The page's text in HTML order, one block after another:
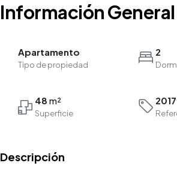
Información General
Apartamento
Tipo de propiedad
2
48
Descripción